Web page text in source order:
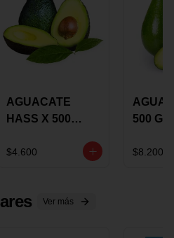
AGUACATE
HASS X 500
$4.600
500
$8.200
Ver más